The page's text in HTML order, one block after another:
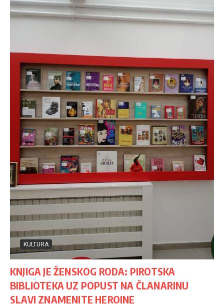
KULTURA
KNJIGA JE ŽENSKOG RODA: PIROTSKA
BIBLIOTEKA UZ POPUST NA ČLANARINU
SLAVI ZNAMENITE HEROINE